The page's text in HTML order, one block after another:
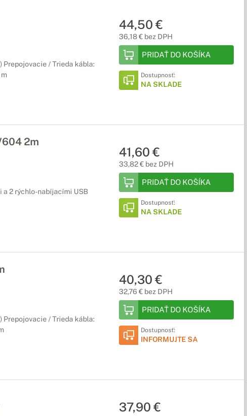
Prepojovacie / Trieda kábla:
44,50 €
36,18 € bez DPH
PRIDAŤ DO KOŠÍKA
Dostupnosť:
NA SKLADE
2m
a 2 rýchlo-nabíjacími USB
41,60 €
33,82 € bez DPH
PRIDAŤ DO KOŠÍKA
Dostupnosť:
NA SKLADE
Prepojovacie / Trieda kábla:
40,30 €
32,76 € bez DPH
PRIDAŤ DO KOŠÍKA
Dostupnosť:
INFORMUJTE SA
37,90 €